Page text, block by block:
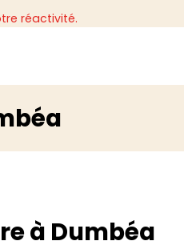
réactivité.
à Dumbéa